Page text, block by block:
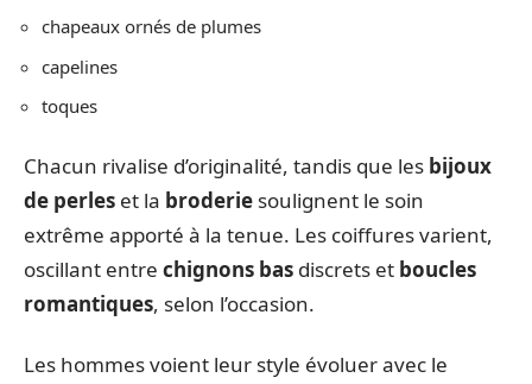
chapeaux ornés de plumes
capelines
toques
Chacun rivalise d’originalité, tandis que les bijoux
de perles et la broderie soulignent le soin
extrême apporté à la tenue. Les coiffures varient,
oscillant entre chignons bas discrets et boucles
romantiques, selon l’occasion.
Les hommes voient leur style évoluer avec le